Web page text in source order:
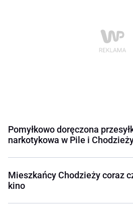
Pomyłkowo doręczona
narkotykowa w Pile i
Mieszkańcy Chodzieży coraz
kino